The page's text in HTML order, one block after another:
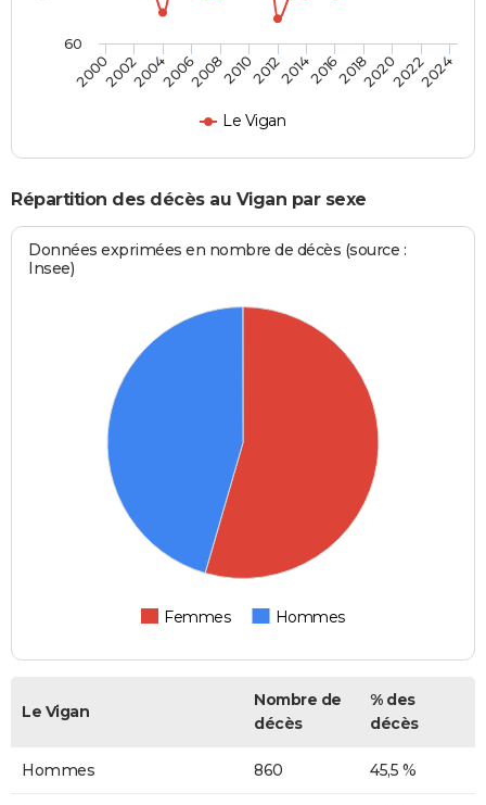
Le Vigan
2000200220042006200820102012201420162018202020222024
60
Répartition des décès au Vigan par sexe
Données exprimées en nombre de décès (source :
Insee)
Femmes Hommes
Le Vigan
Nombre de
décès
% des
décès
Hommes 860 45,5 %